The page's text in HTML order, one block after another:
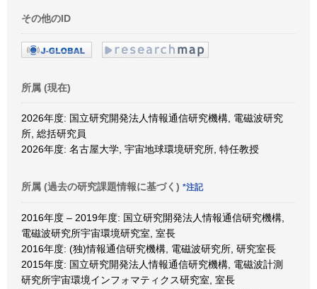
その他のID
所属 (現在)
2026年度: 国立研究開発法人情報通信研究機構, 電磁波研究
所, 総括研究員
2026年度: 名古屋大学, 宇宙地球環境研究所, 特任教授
所属 (過去の研究課題情報に基づく) *注記
2016年度 – 2019年度: 国立研究開発法人情報通信研究機構,
電磁波研究所宇宙環境研究室, 室長
2016年度: (独)情報通信研究機構, 電磁波研究所, 研究室長
2015年度: 国立研究開発法人情報通信研究機構, 電磁波計測
研究所宇宙環境インフォマティクス研究室, 室長